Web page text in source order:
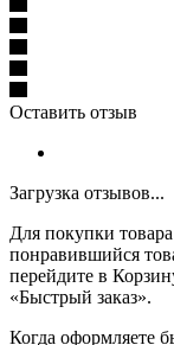
Оставить отзыв
Загрузка отзывов...
Для покупки
понравившийся
перейдите в
«Быстрый заказ».
Когда оформляете